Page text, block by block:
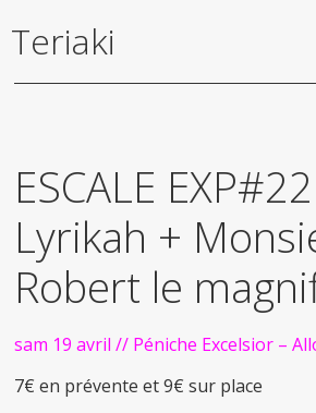
Teriaki
ESCALE
Lyrikah +
Robert le
sam 19 avril // Péniche Excelsior –
7€ en prévente et 9€ sur place